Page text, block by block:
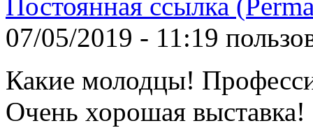
Постоянная ссылка
07/05/2019 - 11:19
Какие молодцы!
Очень хорошая выставка!